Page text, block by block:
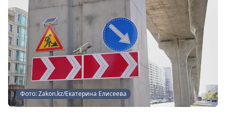
Фото: Zakon.kz/Екатерина Елисеева